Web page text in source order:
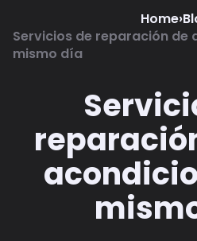
Home›
Servicios de reparación de
mismo día